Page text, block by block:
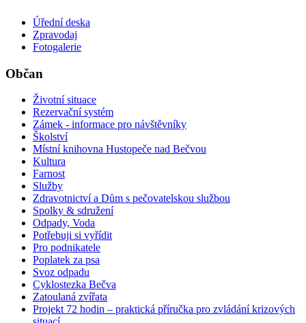
Úřední deska
Zpravodaj
Fotogalerie
Občan
Životní situace
Rezervační systém
Zámek - informace pro návštěvníky
Školství
Místní knihovna Hustopeče nad Bečvou
Kultura
Farnost
Služby
Zdravotnictví a Dům s pečovatelskou službou
Spolky & sdružení
Odpady, Voda
Potřebuji si vyřídit
Pro podnikatele
Poplatek za psa
Svoz odpadu
Cyklostezka Bečva
Zatoulaná zvířata
Projekt 72 hodin – praktická příručka pro zvládání krizových